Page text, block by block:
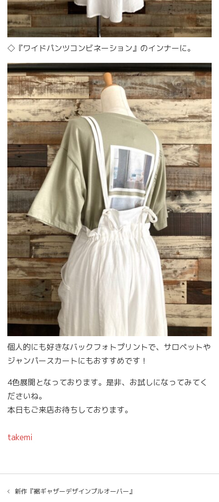
◇『ワイドパンツコンビネーション』のインナーに。
個人的にも好きなバックフォトプリントで、サロペットや
ジャンパースカートにもおすすめです！
4色展開となっております。是非、お試しになってみてく
ださいね。
本日もご来店お待ちしております。
takemi
新作『裾ギャザーデザインプルオーバー』